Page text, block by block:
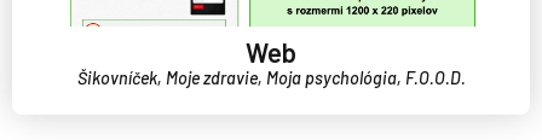
Web
Šikovníček, Moje zdravie, Moja psychológia, F.O.O.D.